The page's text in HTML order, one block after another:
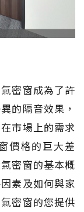
密窗成為了許
的隔音效果，
市場上的需求
價格的巨大差
密窗的基本概
素及如何與家
密窗的您提供